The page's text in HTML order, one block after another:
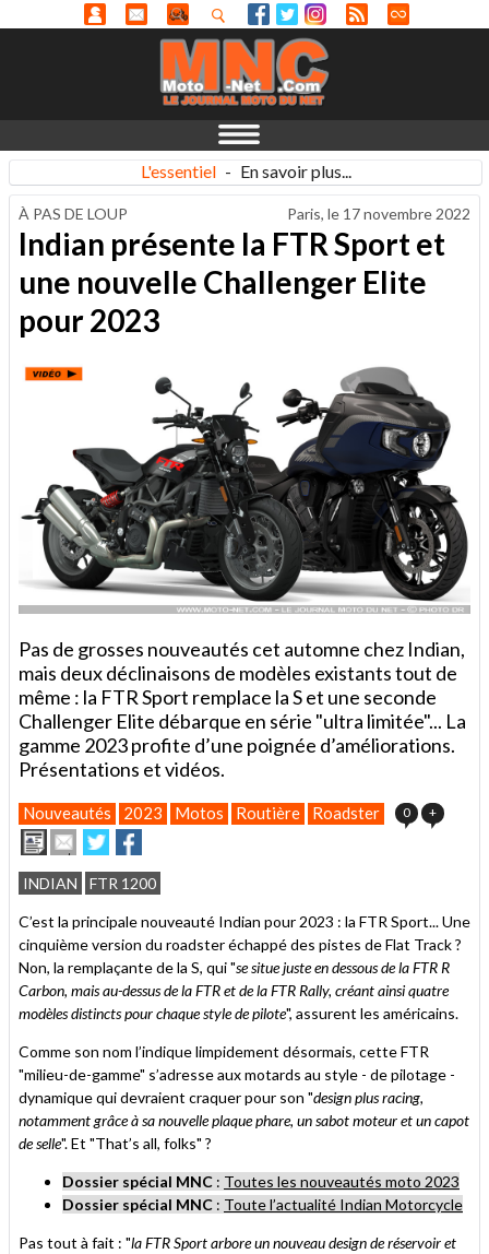
L'essentiel - En savoir plus...
À PAS DE LOUP Paris, le 17 novembre 2022
Indian présente la FTR Sport et
une nouvelle Challenger Elite
pour 2023
Pas de grosses nouveautés cet automne chez Indian,
mais deux déclinaisons de modèles existants tout de
même : la FTR Sport remplace la S et une seconde
Challenger Elite débarque en série "ultra limitée"... La
gamme 2023 profite d’une poignée d’améliorations.
Présentations et vidéos.
Nouveautés 2023 Motos Routière Roadster 0 +
ImprimerEnvoyer
cet
article
à
un
ami
Partager
sur
Twitter
sur
Facebook
INDIAN FTR 1200
C’est la principale nouveauté Indian pour 2023 : la FTR Sport... Une
cinquième version du roadster échappé des pistes de Flat Track ?
Non, la remplaçante de la S, qui "se situe juste en dessous de la FTR R
Carbon, mais au-dessus de la FTR et de la FTR Rally, créant ainsi quatre
modèles distincts pour chaque style de pilote", assurent les américains.
Comme son nom l’indique limpidement désormais, cette FTR
"milieu-de-gamme" s’adresse aux motards au style - de pilotage -
dynamique qui devraient craquer pour son "design plus racing,
notamment grâce à sa nouvelle plaque phare, un sabot moteur et un capot
de selle". Et "That’s all, folks" ?
Dossier spécial MNC : Toutes les nouveautés moto 2023
Dossier spécial MNC : Toute l’actualité Indian Motorcycle
Pas tout à fait : "la FTR Sport arbore un nouveau design de réservoir et